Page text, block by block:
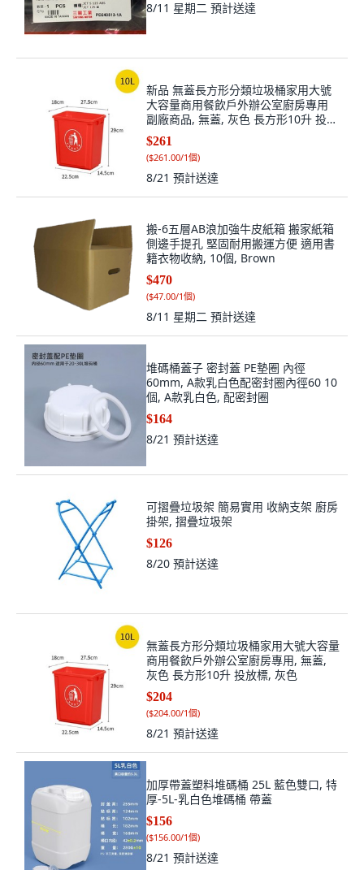
8/11 星期二 預計送達
新品 無蓋長方形分類垃圾桶家用大號
大容量商用餐飲戶外辦公室廚房專用
副廠商品, 無蓋, 灰色 長方形10升 投放
標, 灰色 10升
$261
($261.00/1個)
8/21 預計送達
搬-6五層AB浪加強牛皮紙箱 搬家紙箱
側邊手提孔 堅固耐用搬運方便 適用書
籍衣物收納, 10個, Brown
$470
($47.00/1個)
8/11 星期二 預計送達
堆碼桶蓋子 密封蓋 PE墊圈 內徑
60mm, A款乳白色配密封圈內徑60 10
個, A款乳白色, 配密封圈
$164
8/21 預計送達
可摺疊垃圾架 簡易實用 收納支架 廚房
掛架, 摺疊垃圾架
$126
8/20 預計送達
無蓋長方形分類垃圾桶家用大號大容量
商用餐飲戶外辦公室廚房專用, 無蓋,
灰色 長方形10升 投放標, 灰色
$204
($204.00/1個)
8/21 預計送達
加厚帶蓋塑料堆碼桶 25L 藍色雙口, 特
厚-5L-乳白色堆碼桶 帶蓋
$156
($156.00/1個)
8/21 預計送達